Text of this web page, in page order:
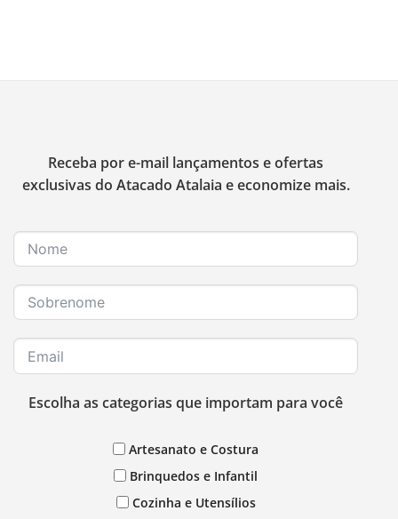
Receba por e-mail lançamentos e ofertas
exclusivas do Atacado Atalaia e economize mais.
Escolha as categorias que importam para você
Artesanato e Costura
Brinquedos e Infantil
Cozinha e Utensílios